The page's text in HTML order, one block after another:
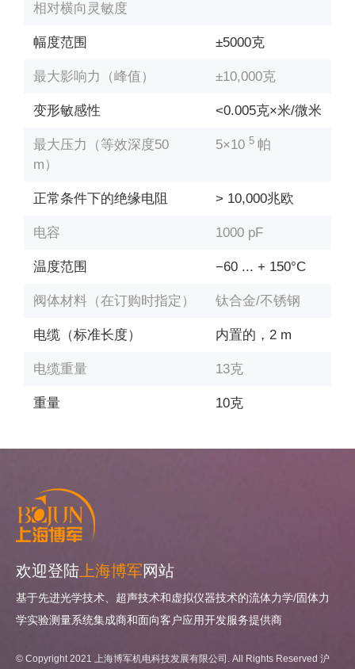
相对横向灵敏度
幅度范围 ±5000克
最大影响力（峰值） ±10,000克
变形敏感性 <0.005克×米/微米
最大压力（等效深度50
m）
5×10 5 帕
正常条件下的绝缘电阻 > 10,000兆欧
电容 1000 pF
温度范围 −60 ... + 150°С
阀体材料（在订购时指定） 钛合金/不锈钢
电缆（标准长度） 内置的，2 m
电缆重量 13克
重量 10克
欢迎登陆 上海博军网站
基于先进光学技术、超声技术和虚拟仪器技术的流体力学/固体力
学实验测量系统集成商和面向客户应用开发服务提供商
© Copyright 2021 上海博军机电科技发展有限公司. All Rights Reserved 沪